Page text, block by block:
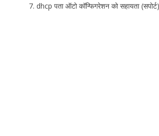
dhcp पता ऑटो कॉन्फिगरेशन को सहायता